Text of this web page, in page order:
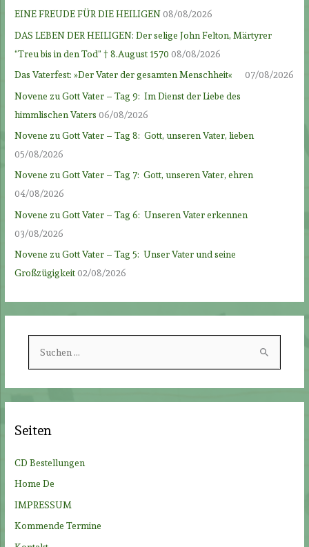
EINE FREUDE FÜR DIE HEILIGEN08/08/2026
DAS LEBEN DER HEILIGEN: Der selige John Felton, Märtyrer
“Treu bis in den Tod” † 8.August 1570 08/08/2026
Das Vaterfest: »Der Vater der gesamten Menschheit«
07/08/2026
Novene zu Gott Vater – Tag 9: Im Dienst der Liebe des
himmlischen Vaters 06/08/2026
Novene zu Gott Vater – Tag 8: Gott, unseren Vater, lieben
05/08/2026
Novene zu Gott Vater – Tag 7: Gott, unseren Vater, ehren
04/08/2026
Novene zu Gott Vater – Tag 6: Unseren Vater erkennen
03/08/2026
Novene zu Gott Vater – Tag 5: Unser Vater und seine
Großzügigkeit02/08/2026
h
n
h
:
Seiten
CD Bestellungen
Home De
IMPRESSUM
Kommende Termine